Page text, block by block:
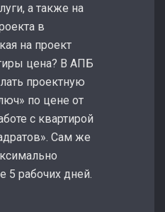
а также на
в
на проект
цена? В АПБ
проектную
по цене от
с квартирой
Сам же
5 рабочих дней.